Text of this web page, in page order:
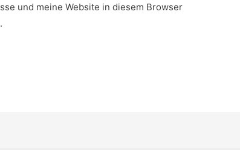
und meine Website in diesem Browser